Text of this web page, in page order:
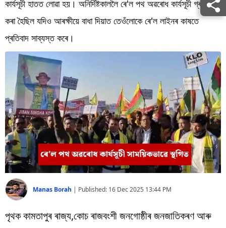
শিক্ষা
খেল
জীৱনশৈলী
বিশ্ব
প্ৰযুক্তি
Videos
কাৰ্যসূচী হাতত লোৱা হয়। অনিৰ্দিষ্টকাললৈ ৰে'ল পথ অৱৰোধ কাৰ্যসূচী গ্ৰহণ
কৰা হৈছিল যদিও আৰক্ষীয়ে বাধা দিয়াত তেওঁলোকে ৰে'ল লাইনৰ কাষতে
প্ৰতিবাদ সাব্যস্ত কৰে।
Manas Borah | Published: 16 Dec 2025 13:44 PM
পৃথক কামতাপুৰ ৰাজ্য,কোচ ৰাজবংশী জনগোষ্ঠীৰ জনজাতিকৰণ আৰু